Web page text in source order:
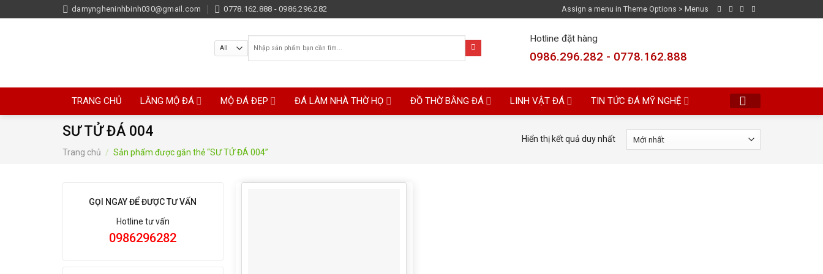
to
damyngheninhbinh030@gmail.com 0778.162.888 - 0986.296.282 Assign a menu in Theme Options > Menus
Tìm
kiếm:
Hotline đặt hàng
0986.296.282 - 0778.162.888
TRANG CHỦ LĂNG MỘ ĐÁ MỘ ĐÁ ĐẸP ĐÁ LÀM NHÀ THỜ HỌ ĐỒ THỜ BẰNG ĐÁ LINH VẬT ĐÁ TIN TỨC ĐÁ MỸ NGHỆ
SƯ TỬ ĐÁ 004
Trang chủ / Sản phẩm được gắn thẻ “SƯ TỬ ĐÁ 004”
Hiển thị kết quả duy nhất
GỌI NGAY ĐỂ ĐƯỢC TƯ VẤN
Hotline tư vấn
0986296282